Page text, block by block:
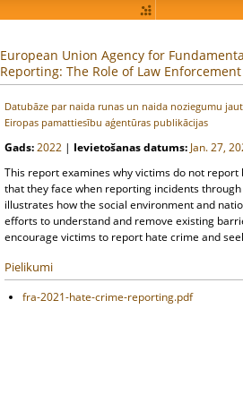
European Union Agency for
Reporting: The Role of Law
Datubāze par naida runas un naida noziegumu
Eiropas pamattiesību aģentūras publikācijas
Gads:2022 | Ievietošanas datums: Jan. 27,
This report examines why victims do not
that they face when reporting incidents
illustrates how the social environment and
efforts to understand and remove existing
encourage victims to report hate crime and
Pielikumi
fra-2021-hate-crime-reporting.pdf